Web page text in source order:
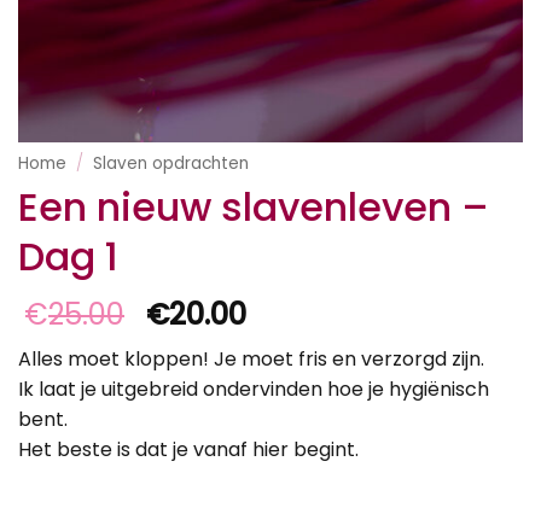
Home / Slaven opdrachten
Een nieuw slavenleven –
Dag 1
€25.00 Oorspronkelijke
prijs
was:
€25.00.
€20.00Huidige
prijs
is:
€20.00.
Alles moet kloppen! Je moet fris en verzorgd zijn.
Ik laat je uitgebreid ondervinden hoe je hygiënisch
bent.
Het beste is dat je vanaf hier begint.